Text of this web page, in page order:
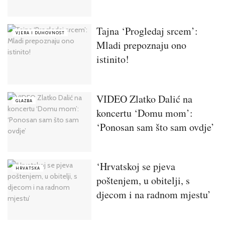
VJERA I DUHOVNOST
Tajna ‘Progledaj srcem’:
Mladi prepoznaju ono
istinito!
GLAZBA
VIDEO Zlatko Dalić na
koncertu ‘Domu mom’:
‘Ponosan sam što sam ovdje’
HRVATSKA
‘Hrvatskoj se pjeva
poštenjem, u obitelji, s
djecom i na radnom mjestu’